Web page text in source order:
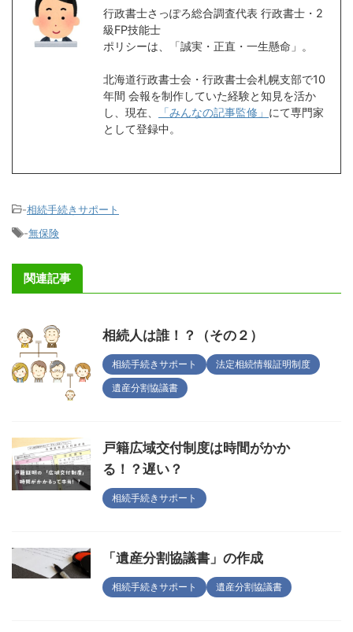
行政書士さっぽろ総合調査代表 行政書士・2
級FP技能士
ポリシーは、「誠実・正直・一生懸命」。
北海道行政書士会・行政書士会札幌支部で10
年間 会報を制作していた経験と知見を活か
し、現在、
「みんなの記事監修」 にて専門家
として登録中。
-相続手続きサポート
-無保険
関連記事
相続人は誰！？（その２）
相続手続きサポート
法定相続情報証明制度
遺産分割協議書
戸籍広域交付制度は時間がかか
る！？遅い？
相続手続きサポート
「遺産分割協議書」の作成
相続手続きサポート 遺産分割協議書